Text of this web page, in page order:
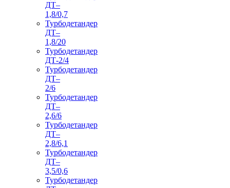
ДТ–
1,8/0,7
Турбодетандер
ДТ–
1,8/20
Турбодетандер
ДТ-2/4
Турбодетандер
ДТ–
2/6
Турбодетандер
ДТ–
2,6/6
Турбодетандер
ДТ–
2,8/6,1
Турбодетандер
ДТ–
3,5/0,6
Турбодетандер